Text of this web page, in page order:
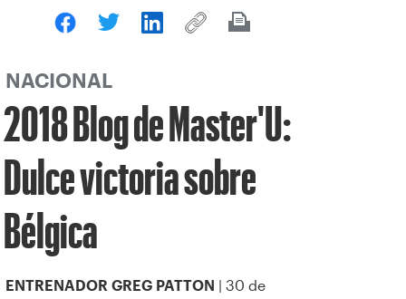
principio
NACIONAL
2018 Blog de Master'U:
Dulce victoria sobre
Bélgica
ENTRENADOR GREG PATTON
| 30 de